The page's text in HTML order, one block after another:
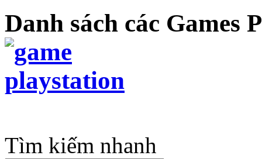
Danh sách các Games
Tìm kiếm nhanh